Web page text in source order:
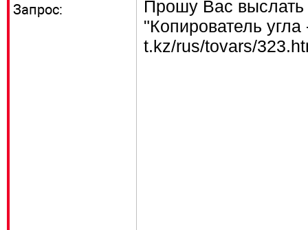
Запрос: